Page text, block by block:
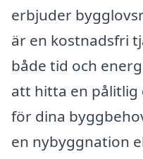
erbjuder
är en kostnadsfri
både tid och
att hitta en
för dina
en nybyggnation